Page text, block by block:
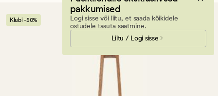
pakkumised
Logi sisse või liitu, et saada kõikidele
ostudele tasuta saatmine.
Liitu / Logi sisse
Klubi -50%